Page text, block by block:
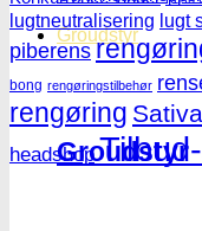
Groudstyr
Groudstyr
lugtneutralisering lugt
piberens
bong rengøringstilbehør
rengøring Sativa
headshop